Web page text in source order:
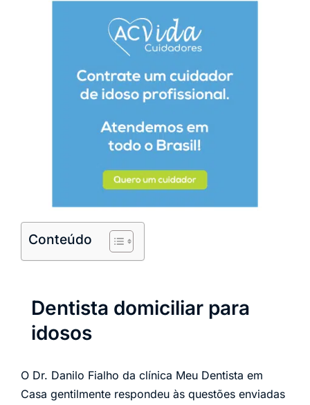
Conteúdo
Dentista domiciliar para
idosos
O Dr. Danilo Fialho da clínica Meu Dentista em
Casa gentilmente respondeu às questões enviadas